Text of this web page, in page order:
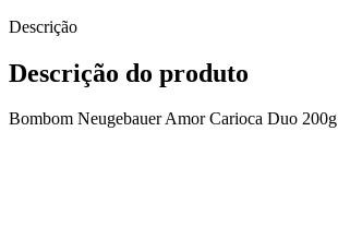
Descrição
Descrição do produto
Bombom Neugebauer Amor Carioca Duo 200g